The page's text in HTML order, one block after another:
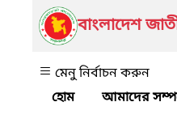
বাংলাদেশ
মেনু নির্বাচন করুন
আমাদের